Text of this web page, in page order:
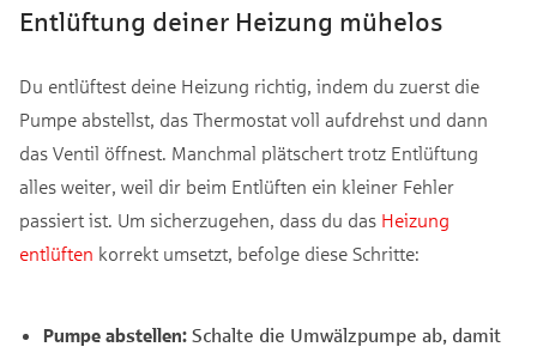
Entlüftung deiner Heizung mühelos
Du entlüftest deine Heizung richtig, indem du zuerst die
Pumpe abstellst, das Thermostat voll aufdrehst und dann
das Ventil öffnest. Manchmal plätschert trotz Entlüftung
alles weiter, weil dir beim Entlüften ein kleiner Fehler
passiert ist. Um sicherzugehen, dass du das Heizung
entlüften korrekt umsetzt, befolge diese Schritte:
Pumpe abstellen: Schalte die Umwälzpumpe ab, damit